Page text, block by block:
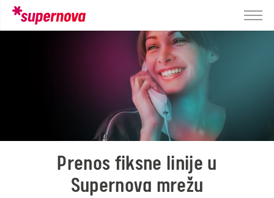
Prenos fiksne linije u
Supernova mrežu